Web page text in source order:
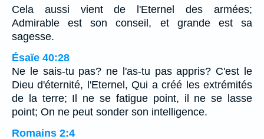
Cela aussi vient de l'Eternel des armées;
Admirable est son conseil, et grande est sa
sagesse.
Ésaïe 40:28
Ne le sais-tu pas? ne l'as-tu pas appris? C'est le
Dieu d'éternité, l'Eternel, Qui a créé les extrémités
de la terre; Il ne se fatigue point, il ne se lasse
point; On ne peut sonder son intelligence.
Romains 2:4